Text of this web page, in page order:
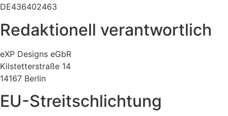
DE436402463
Redaktionell verantwortlich
eXP Designs eGbR
Kilstetterstraße 14
14167 Berlin
EU-Streitschlichtung